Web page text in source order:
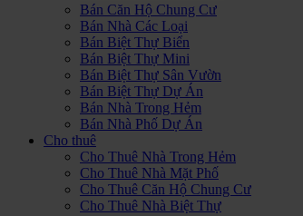
Bán Căn Hộ Chung Cư
Bán Nhà Các Loại
Bán Biệt Thự Biển
Bán Biệt Thự Mini
Bán Biệt Thự Sân Vườn
Bán Biệt Thự Dự Án
Bán Nhà Trong Hẻm
Bán Nhà Phố Dự Án
Cho thuê
Cho Thuê Nhà Trong Hẻm
Cho Thuê Nhà Mặt Phố
Cho Thuê Căn Hộ Chung Cư
Cho Thuê Nhà Biệt Thự